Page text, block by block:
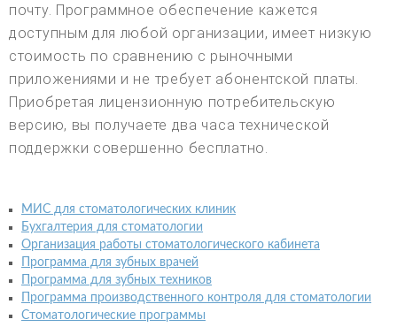
почту. Программное обеспечение кажется
доступным для любой организации, имеет низкую
стоимость по сравнению с рыночными
приложениями и не требует абонентской платы.
Приобретая лицензионную потребительскую
версию, вы получаете два часа технической
поддержки совершенно бесплатно.
МИС для стоматологических клиник
Бухгалтерия для стоматологии
Организация работы стоматологического кабинета
Программа для зубных врачей
Программа для зубных техников
Программа производственного контроля для стоматологии
Стоматологические программы